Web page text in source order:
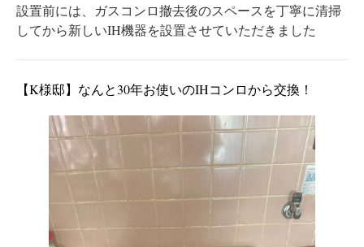
設置前には、ガスコンロ撤去後のスペースを丁寧に清掃
してから新しいIH機器を設置させていただきました
【K様邸】なんと30年お使いのIHコンロから交換！